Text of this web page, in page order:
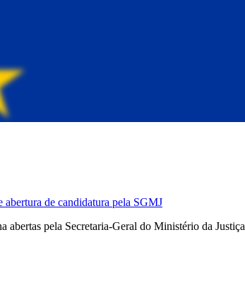
abertura de candidatura pela SGMJ
abertas pela Secretaria-Geral do Ministério da Justiça